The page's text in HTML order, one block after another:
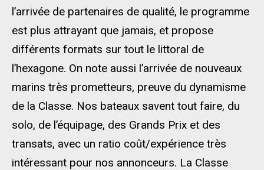
l’arrivée de partenaires de qualité, le programme
est plus attrayant que jamais, et propose
différents formats sur tout le littoral de
l’hexagone. On note aussi l’arrivée de nouveaux
marins très prometteurs, preuve du dynamisme
de la Classe. Nos bateaux savent tout faire, du
solo, de l’équipage, des Grands Prix et des
transats, avec un ratio coût/expérience très
intéressant pour nos annonceurs. La Classe